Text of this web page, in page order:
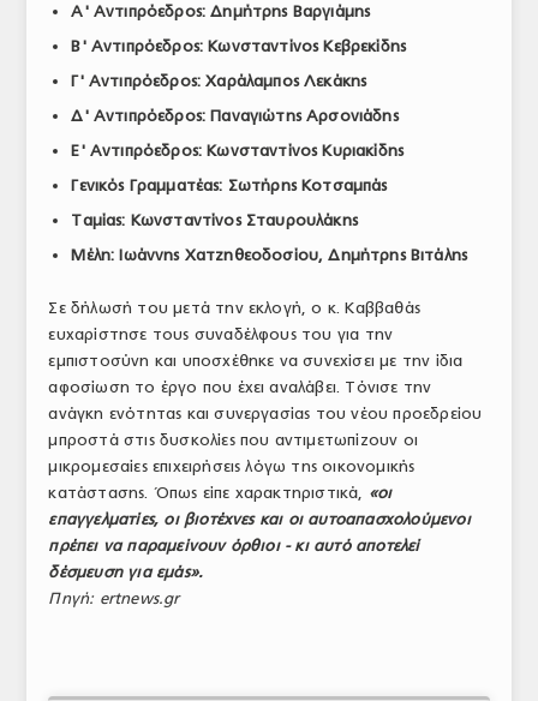
ΝΟΜΟΘΕΣΙΑ
ΕΛΛΗΝΙΚΗ ΝΟΜΟΘΕΣΙΑ
ΤΟ ΠΕΡΙΟΔΙΚΟ
Profile
ΣΥΝΕΔΡΙΟ ΚΡΕΑΤΟΣ
Α' Αντιπρόεδρος: Δημήτρης Βαργιάμης
Β' Αντιπρόεδρος: Κωνσταντίνος Κεβρεκίδης
Γ' Αντιπρόεδρος: Χαράλαμπος Λεκάκης
Δ' Αντιπρόεδρος: Παναγιώτης Αρσονιάδης
Ε' Αντιπρόεδρος: Κωνσταντίνος Κυριακίδης
Γενικός Γραμματέας: Σωτήρης Κοτσαμπάς
Ταμίας: Κωνσταντίνος Σταυρουλάκης
Μέλη: Ιωάννης Χατζηθεοδοσίου, Δημήτρης Βιτάλης
Σε δήλωσή του μετά την εκλογή, ο κ. Καββαθάς
ευχαρίστησε τους συναδέλφους του για την
εμπιστοσύνη και υποσχέθηκε να συνεχίσει με την ίδια
αφοσίωση το έργο που έχει αναλάβει. Τόνισε την
ανάγκη ενότητας και συνεργασίας του νέου προεδρείου
μπροστά στις δυσκολίες που αντιμετωπίζουν οι
μικρομεσαίες επιχειρήσεις λόγω της οικονομικής
κατάστασης. Όπως είπε χαρακτηριστικά, «οι
επαγγελματίες, οι βιοτέχνες και οι αυτοαπασχολούμενοι
πρέπει να παραμείνουν όρθιοι - κι αυτό αποτελεί
δέσμευση για εμάς».
Πηγή: ertnews.gr